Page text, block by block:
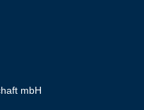
mbH